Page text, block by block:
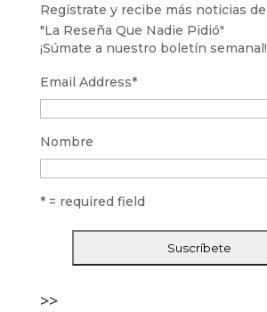
Regístrate y recibe más noticias de
"La Reseña Que Nadie Pidió"
¡Súmate a nuestro boletín semanal!
Email Address*
Nombre
* = required field
>>